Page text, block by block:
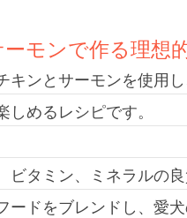
モンで作る理想
キンとサーモンを使用
めるレシピです。
ビタミン、ミネラルの
ードをブレンドし、愛